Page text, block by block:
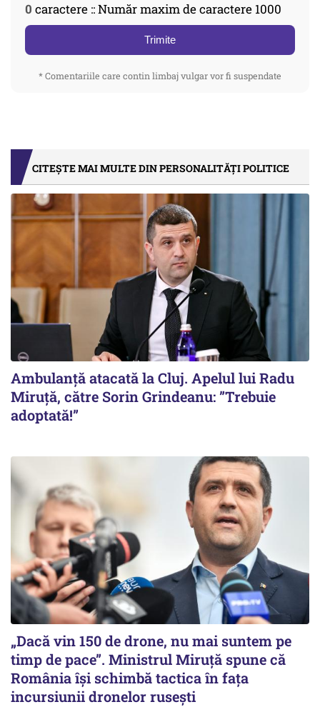
0 caractere :: Număr maxim de caractere 1000
Trimite
* Comentariile care contin limbaj vulgar vor fi suspendate
CITEȘTE MAI MULTE DIN PERSONALITĂȚI POLITICE
Ambulanță atacată la Cluj. Apelul lui Radu
Miruţă, către Sorin Grindeanu: ”Trebuie
adoptată!”
„Dacă vin 150 de drone, nu mai suntem pe
timp de pace”. Ministrul Miruţă spune că
România își schimbă tactica în fața
incursiunii dronelor rusești